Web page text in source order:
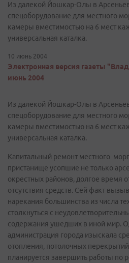
Из далекой Йошкар-Олы в
спецоборудование для местного
камеры вместимостью на 6 мест
универсальная каталка.
10 июнь 2004
Электронная версия газеты
июнь 2004
Из далекой Йошкар-Олы в
спецоборудование для местного
камеры вместимостью на 6 мест
универсальная каталка.
Капитальный ремонт местного
пристанище усопшие не только
окрестных районов, долгое время
отсутствия средств. Сей факт
нарекания большинства из числа
столкнуться с
содержания ушедших в иной мир.
администрация города изыскала
отопления, потолочных
планируется завершить работы по